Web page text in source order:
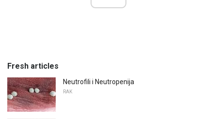
Fresh articles
Neutrofili i Neutropenija
RAK